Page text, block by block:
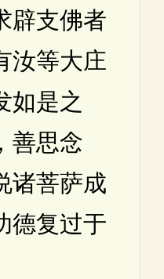
辟支佛者
汝等大庄
如是之
善思念
诸菩萨成
德复过于